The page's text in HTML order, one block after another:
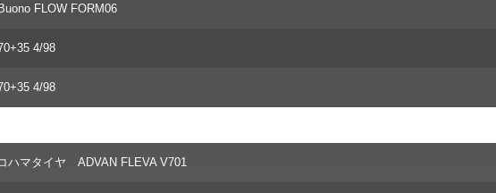
FLOW FORM06
4/98
4/98
ハマタイヤ ADVAN FLEVA V701